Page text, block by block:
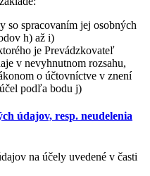
so spracovaním jej osobných
h) až i)
je Prevádzkovateľ
v nevyhnutnom rozsahu,
o účtovníctve v znení
podľa bodu j)
údajov, resp. neudelenia
na účely uvedené v časti